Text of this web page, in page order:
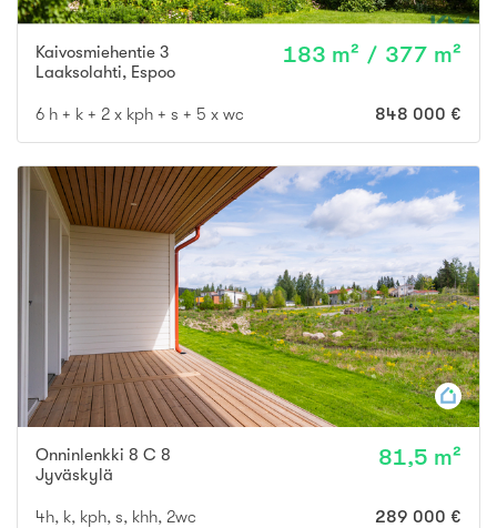
Kaivosmiehentie 3
Laaksolahti, Espoo
183 m² / 377 m²
6 h + k + 2 x kph + s + 5 x wc 848 000 €
Onninlenkki 8 C 8
Jyväskylä
81,5 m²
4h, k, kph, s, khh, 2wc 289 000 €